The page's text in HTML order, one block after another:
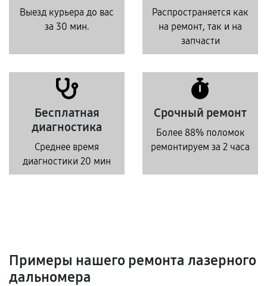
Выезд курьера до вас
за 30 мин.
Распространяется как
на ремонт, так и на
запчасти
Бесплатная
диагностика
Среднее время
диагностики 20 мин
Срочный ремонт
Более 88% поломок
ремонтируем за 2 часа
Примеры нашего ремонта лазерного
дальномера